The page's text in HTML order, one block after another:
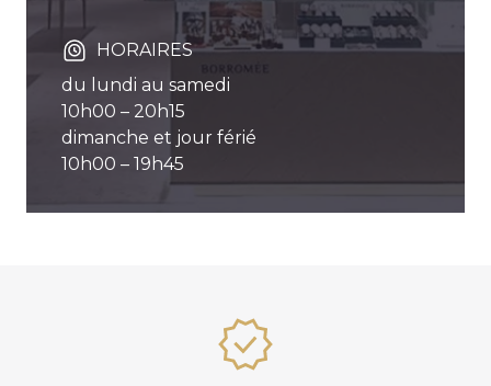
HORAIRES
du lundi au samedi
10h00 – 20h15
dimanche et jour férié
10h00 – 19h45